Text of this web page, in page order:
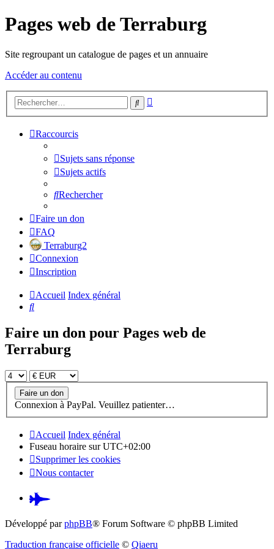
Pages web de Terraburg
Site regroupant un catalogue de pages et un annuaire
Accéder au contenu
Rechercher
Raccourcis
Sujets sans réponse
Sujets actifs
Rechercher
Faire un don
FAQ
Terraburg2
Connexion
Inscription
Accueil Index général
Rechercher
Faire un don pour Pages web de
Terraburg
Connexion à PayPal. Veuillez patienter…
Accueil Index général
Fuseau horaire surUTC+02:00
Supprimer les cookies
Nous contacter
Pardus.at
(S’ouvre
Développé parphpBB® Forum Software © phpBB Limited
Traduction française officielle © Qiaeru